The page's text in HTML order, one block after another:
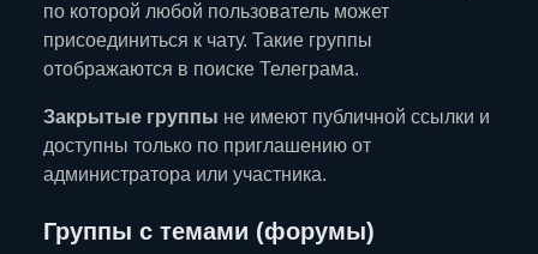
по которой любой пользователь может
присоединиться к чату. Такие группы
отображаются в поиске Телеграма.
Закрытые группы не имеют публичной ссылки и
доступны только по приглашению от
администратора или участника.
Группы с темами (форумы)